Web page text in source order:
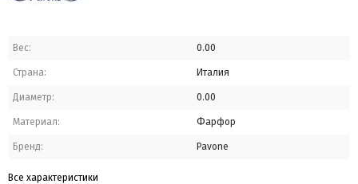
Вес: 0.00
Страна: Италия
Диаметр: 0.00
Материал: Фарфор
Бренд: Pavone
Все характеристики